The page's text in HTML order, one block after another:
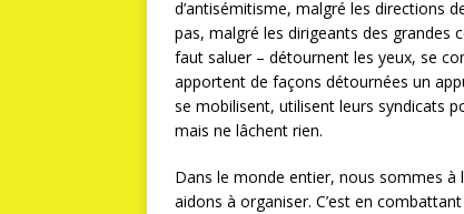
d’antisémitisme, malgré les directions
pas, malgré les dirigeants des grandes
faut saluer – détournent les yeux, se
apportent de façons détournées un
se mobilisent, utilisent leurs syndicats
mais ne lâchent rien.
Dans le monde entier, nous sommes
aidons à organiser. C’est en